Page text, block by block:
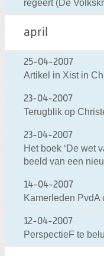
regeert (De
april
25-04-2007
Artikel in Xist in
23-04-2007
Terugblik op
23-04-2007
Het boek ‘De wet
beeld van een
14-04-2007
Kamerleden PvdA
12-04-2007
PerspectieF te